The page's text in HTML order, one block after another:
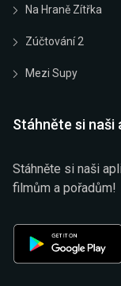
Na Hraně Zítřka
Zúčtování 2
Mezi Supy
Stáhněte si naši
Stáhněte si naši
filmům a pořadům!